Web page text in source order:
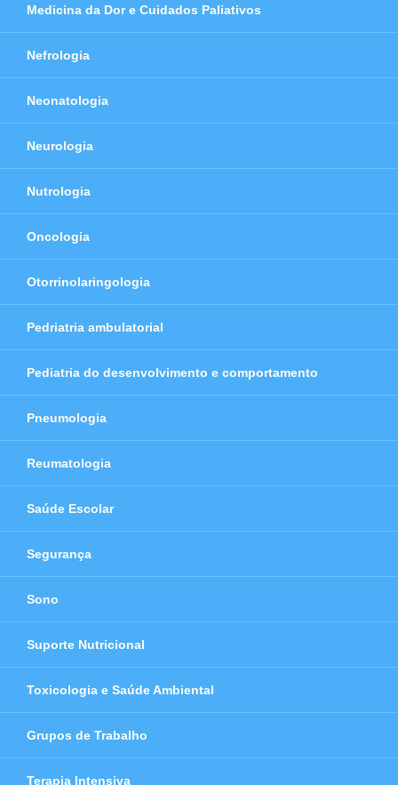
Medicina da Dor e Cuidados Paliativos
Nefrologia
Neonatologia
Neurologia
Nutrologia
Oncologia
Otorrinolaringologia
Pedriatria ambulatorial
Pediatria do desenvolvimento e comportamento
Pneumologia
Reumatologia
Saúde Escolar
Segurança
Sono
Suporte Nutricional
Toxicologia e Saúde Ambiental
Grupos de Trabalho
Terapia Intensiva